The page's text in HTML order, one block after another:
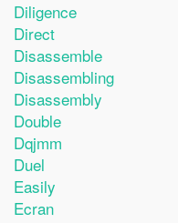
Diligence
Direct
Disassemble
Disassembling
Disassembly
Double
Dqjmm
Duel
Easily
Ecran